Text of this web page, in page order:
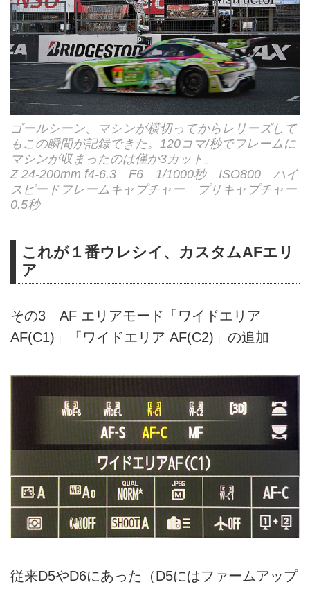
ゴールシーン、マシンが横切ってからレリーズして
もこの瞬間が記録できた。120コマ/秒でフレームに
マシンが収まったのは僅か3カット。
Z 24-200mm f4-6.3 F6 1/1000秒 ISO800 ハイ
スピードフレームキャプチャー プリキャプチャー
0.5秒
これが１番ウレシイ、カスタムAFエリ
ア
その3 AF エリアモード「ワイドエリア
AF(C1)」「ワイドエリア AF(C2)」の追加
従来D5やD6にあった（D5にはファームアップ